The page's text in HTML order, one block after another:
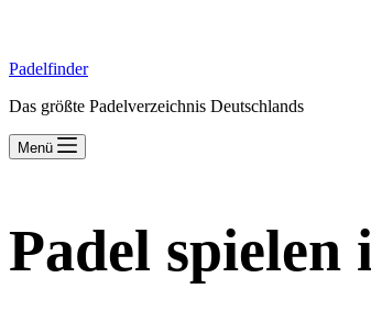
Padelfinder
Das größte Padelverzeichnis Deutschlands
Menü
Padel spielen